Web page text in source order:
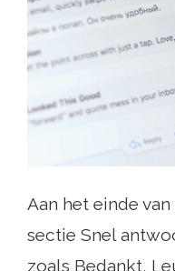
Aan het einde
sectie Snel
zoals Bedankt,